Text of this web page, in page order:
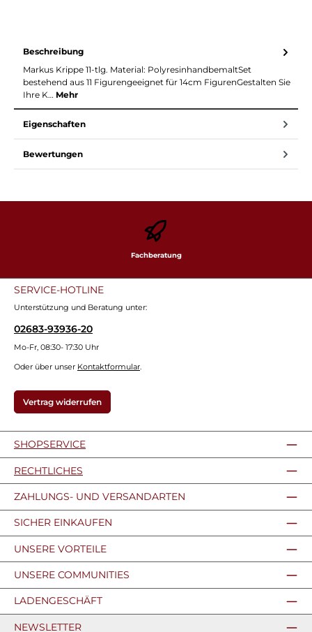
Beschreibung
Markus Krippe 11-tlg. Material: PolyresinhandbemaltSet
bestehend aus 11 Figurengeeignet für 14cm FigurenGestalten Sie
Ihre K… Mehr
Eigenschaften
Bewertungen
Fachberatung
SERVICE-HOTLINE
Unterstützung und Beratung unter:
02683-93936-20
Mo-Fr, 08:30- 17:30 Uhr
Oder über unser Kontaktformular.
Vertrag widerrufen
SHOPSERVICE
RECHTLICHES
ZAHLUNGS- UND VERSANDARTEN
SICHER EINKAUFEN
UNSERE VORTEILE
UNSERE COMMUNITIES
LADENGESCHÄFT
NEWSLETTER